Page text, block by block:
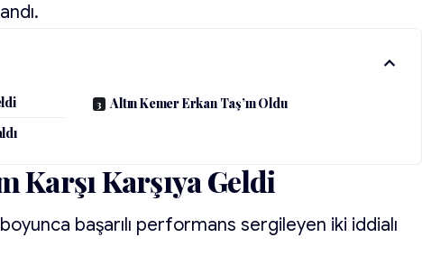
Altın Kemer Erkan Taş’ın Oldu
Karşı Karşıya Geldi
başarılı performans sergileyen iki iddialı